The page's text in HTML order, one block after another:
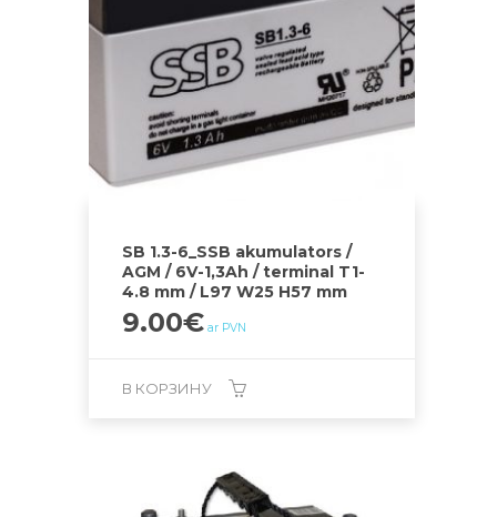
SB 1.3-6_SSB akumulators /
AGM / 6V-1,3Ah / terminal T1-
4.8 mm / L97 W25 H57 mm
9.00€ ar PVN
В КОРЗИНУ